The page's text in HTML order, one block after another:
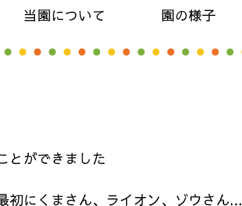
当園について 園の様子
とができました
初にくまさん、ライオン、ゾウさん